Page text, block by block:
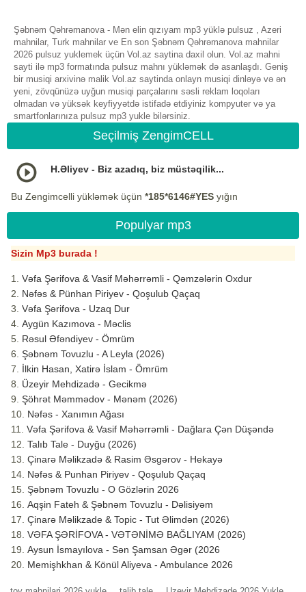
Şəbnəm Qəhrəmanova - Mən elin qızıyam mp3 yüklə pulsuz , Azeri
mahnilar, Turk mahnilar ve En son Şəbnəm Qəhrəmanova mahnilar
2026 pulsuz yuklemek üçün Vol.az saytina daxil olun. Vol.az mahni
sayti ilə mp3 formatında pulsuz mahnı yükləmək də asanlaşdı. Geniş
bir musiqi arxivinə malik Vol.az saytinda onlayn musiqi dinləyə və ən
yeni, zövqünüzə uyğun musiqi parçalarını səsli reklam loqoları
olmadan və yüksək keyfiyyətdə istifadə etdiyiniz kompyuter və ya
smartfonlarınıza pulsuz mp3 yukle bilərsiniz.
Seçilmiş ZengimCELL
H.Əliyev - Biz azadıq, biz müstəqilik...
Bu Zengimcelli yükləmək üçün *185*6146#YES yığın
Populyar mp3
Sizin Mp3 burada !
Vəfa Şərifova & Vasif Məhərrəmli - Qəmzələrin Oxdur
Nəfəs & Pünhan Piriyev - Qoşulub Qaçaq
Vəfa Şərifova - Uzaq Dur
Aygün Kazımova - Məclis
Rəsul Əfəndiyev - Ömrüm
Şəbnəm Tovuzlu - A Leyla (2026)
İlkin Hasan, Xatirə İslam - Ömrüm
Üzeyir Mehdizadə - Gecikmə
Şöhrət Məmmədov - Mənəm (2026)
Nəfəs - Xanımın Ağası
Vəfa Şərifova & Vasif Məhərrəmli - Dağlara Çən Düşəndə
Talıb Tale - Duyğu (2026)
Çinarə Məlikzadə & Rasim Əsgərov - Hekayə
Nəfəs & Punhan Piriyev - Qoşulub Qaçaq
Şəbnəm Tovuzlu - O Gözlərin 2026
Aqşin Fateh & Şəbnəm Tovuzlu - Dəlisiyəm
Çinarə Məlikzade & Topic - Tut Əlimdən (2026)
VƏFA ŞƏRİFOVA - VƏTƏNİMƏ BAĞLIYAM (2026)
Aysun İsmayılova - Sən Şamsan Əgər (2026
Memişhkhan & Könül Aliyeva - Ambulance 2026